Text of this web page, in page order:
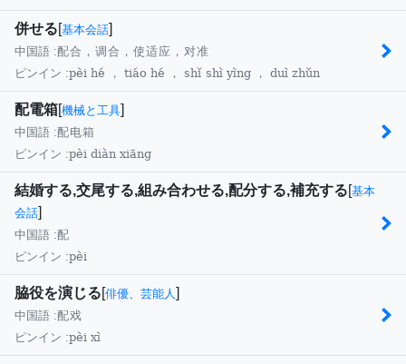
併せる[基本会話]
中国語 :配合，调合，使适应，对准
ピンイン :pèi hé ， tiáo hé ， shǐ shì yìng ， duì zhǔn
配電箱[機械と工具]
中国語 :配电箱
ピンイン :pèi diàn xiāng
結婚する,交尾する,組み合わせる,配分する,補充する[基本
会話]
中国語 :配
ピンイン :pèi
脇役を演じる[俳優、芸能人]
中国語 :配戏
ピンイン :pèi xì